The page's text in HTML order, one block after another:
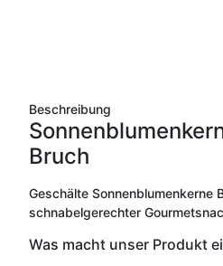
Beschreibung
Bruch
Geschälte Sonnenblumenkerne
schnabelgerechter
Was macht unser Produkt